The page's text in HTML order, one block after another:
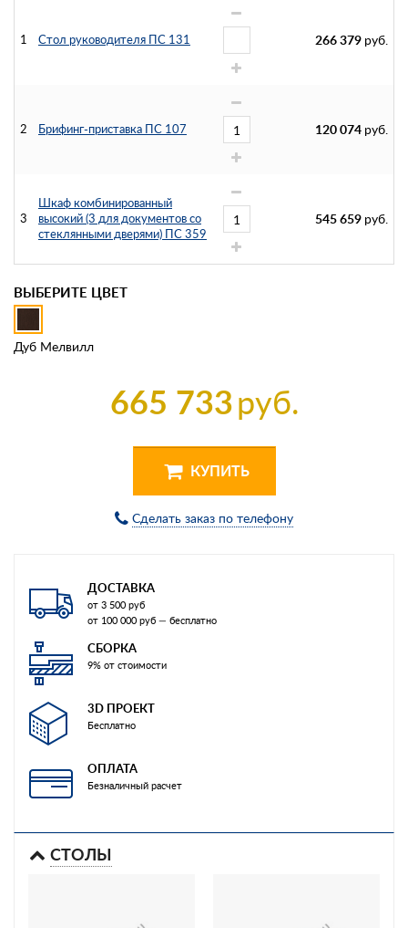
1 Стол руководителя ПС 131 266 379 руб.
2 Брифинг-приставка ПС 107 120 074 руб.
3
Шкаф комбинированный
высокий (3 для документов со
стеклянными дверями) ПС 359
545 659 руб.
ВЫБЕРИТЕ ЦВЕТ
Дуб Мелвилл
665 733руб.
КУПИТЬ
Сделать заказ по телефону
ДОСТАВКА
от 3 500 руб
от 100 000 руб — бесплатно
СБОРКА
9% от стоимости
3D ПРОЕКТ
Бесплатно
ОПЛАТА
Безналичный расчет
СТОЛЫ